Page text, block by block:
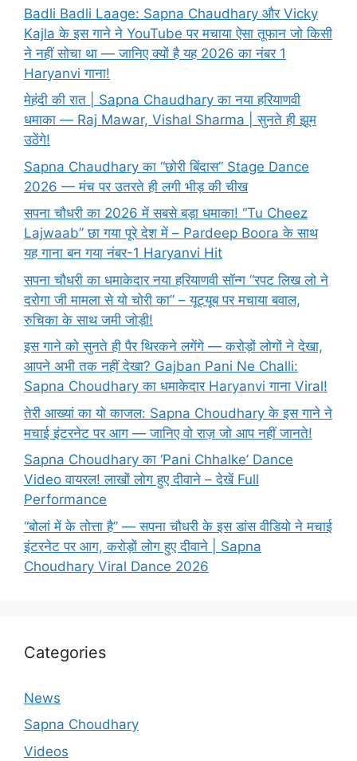
Badli Badli Laage: Sapna Chaudhary और Vicky
Kajla के इस गाने ने YouTube पर मचाया ऐसा तूफान जो किसी
ने नहीं सोचा था — जानिए क्यों है यह 2026 का नंबर 1
Haryanvi गाना!
मेहंदी की रात | Sapna Chaudhary का नया हरियाणवी
धमाका — Raj Mawar, Vishal Sharma | सुनते ही झूम
उठेंगे!
Sapna Chaudhary का “छोरी बिंदास” Stage Dance
2026 — मंच पर उतरते ही लगी भीड़ की चीख
सपना चौधरी का 2026 में सबसे बड़ा धमाका! “Tu Cheez
Lajwaab” छा गया पूरे देश में – Pardeep Boora के साथ
यह गाना बन गया नंबर-1 Haryanvi Hit
सपना चौधरी का धमाकेदार नया हरियाणवी सॉन्ग “रपट लिख लो ने
दरोगा जी मामला से यो चोरी का” – यूट्यूब पर मचाया बवाल,
रुचिका के साथ जमी जोड़ी!
इस गाने को सुनते ही पैर थिरकने लगेंगे — करोड़ों लोगों ने देखा,
आपने अभी तक नहीं देखा? Gajban Pani Ne Challi:
Sapna Choudhary का धमाकेदार Haryanvi गाना Viral!
तेरी आख्यां का यो काजल: Sapna Choudhary के इस गाने ने
मचाई इंटरनेट पर आग — जानिए वो राज़ जो आप नहीं जानते!
Sapna Choudhary का ‘Pani Chhalke’ Dance
Video वायरल! लाखों लोग हुए दीवाने – देखें Full
Performance
“बोलां में के तोत्ता है” — सपना चौधरी के इस डांस वीडियो ने मचाई
इंटरनेट पर आग, करोड़ों लोग हुए दीवाने | Sapna
Choudhary Viral Dance 2026
Categories
News
Sapna Choudhary
Videos